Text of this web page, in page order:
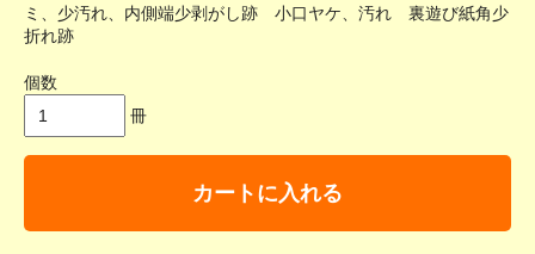
ミ、少汚れ、内側端少剥がし跡 小口ヤケ、汚れ 裏遊び紙角少
折れ跡
個数
冊
カートに入れる